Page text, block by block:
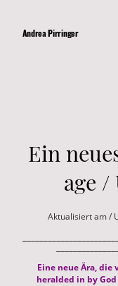
Andrea Pirringer
Ein
age /
Aktualisiert am /
Eine neue Ära,
heralded in by